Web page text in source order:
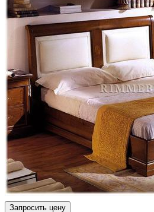
Запросить цену